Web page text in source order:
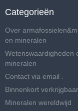
Categorieën
Over
en mineralen
Wetenswaardigheden
mineralen
Contact via email .
Binnenkort verkrijgbaar
Mineralen wereldwijd